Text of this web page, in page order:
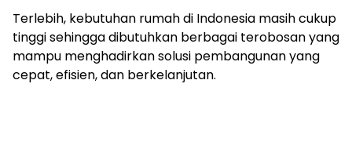
Terlebih, kebutuhan rumah di Indonesia masih cukup
tinggi sehingga dibutuhkan berbagai terobosan yang
mampu menghadirkan solusi pembangunan yang
cepat, efisien, dan berkelanjutan.